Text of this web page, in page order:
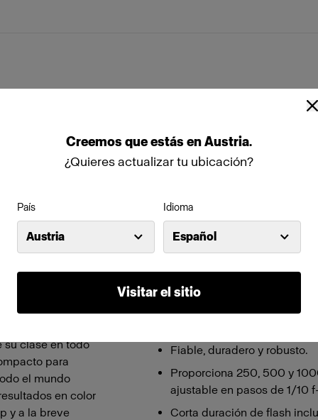
Creemos queestás enAustria.
¿Quieres actualizar tu ubicación?
País
Austria
Idioma
Español
Visitar el sitio
Kit
Octa White
técnicas
Es un
su clase en todo
para
el mundo
en color
y a la breve
Características
Fiable, duradero y robusto.
Proporciona 250, 500 y
ajustable en pasos de 1/10
Corta duración de flash